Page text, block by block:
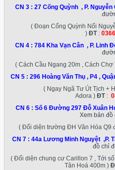
CN 3 : 27 Cống Quỳnh , P. Nguyễn
( Đoạn Cống Quỳnh Nối
) ĐT:
CN 4 : 784 Kha Vạn Cân , P. Linh
( Cách Cầu Ngang 20m , Cách
CN 5 : 296 Hoàng Văn Thụ , P4 ,
( Ngay Ngã Tư Út Tịch +
Adora ) ĐT:
CN 6 : Số 6 Đường 297 Đỗ Xuân
Xem bản
( Đối diện trường ĐH Văn Hóa Q9
CN 7 : 44a Lương Minh Nguyệt ,P.
đồ chỉ
( Đối diện chung cư Carillon 7 , Tới
Tân Hoá 400m )